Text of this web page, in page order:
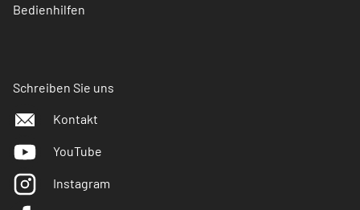
Bedienhilfen
Schreiben Sie uns
Kontakt
YouTube
Instagram